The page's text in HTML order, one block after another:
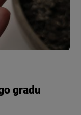
gradu